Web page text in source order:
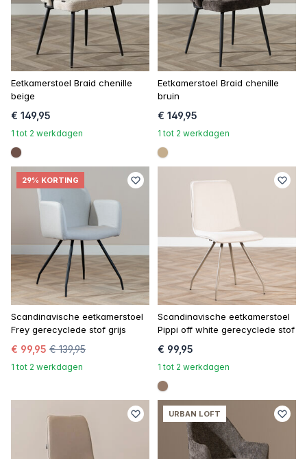
Eetkamerstoel Braid chenille
beige
€ 149,95
1 tot 2 werkdagen
#6e5148
Eetkamerstoel Braid chenille
bruin
€ 149,95
1 tot 2 werkdagen
#c4ad8d
29% KORTING
Scandinavische eetkamerstoel
Frey gerecyclede stof grijs
€ 99,95 € 139,95
1 tot 2 werkdagen
Scandinavische eetkamerstoel
Pippi off white gerecyclede stof
€ 99,95
1 tot 2 werkdagen
#967b6a
URBAN LOFT